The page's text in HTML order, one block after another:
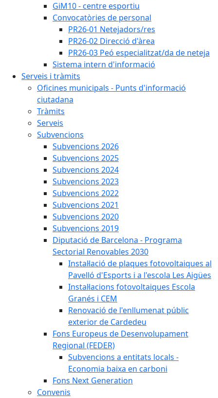
GiM10 - centre esportiu
Convocatòries de personal
PR26-01 Netejadors/res
PR26-02 Direcció d'àrea
PR26-03 Peó especialitzat/da de neteja
Sistema intern d'informació
Serveis i tràmits
Oficines municipals - Punts d'informació
ciutadana
Tràmits
Serveis
Subvencions
Subvencions 2026
Subvencions 2025
Subvencions 2024
Subvencions 2023
Subvencions 2022
Subvencions 2021
Subvencions 2020
Subvencions 2019
Diputació de Barcelona - Programa
Sectorial Renovables 2030
Instal·lació de plaques fotovoltaiques al
Pavelló d'Esports i a l'escola Les Aigües
Instal·lacions fotovoltaiques Escola
Granés i CEM
Renovació de l'enllumenat públic
exterior de Cardedeu
Fons Europeus de Desenvolupament
Regional (FEDER)
Subvencions a entitats locals -
Economia baixa en carboni
Fons Next Generation
Convenis